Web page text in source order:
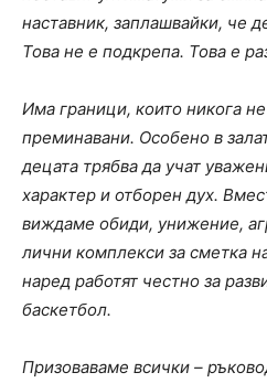
наставник, заплашвайки, че
Това не е подкрепа. Това е
Има граници, които никога
преминавани. Особено в
децата трябва да учат
характер и отборен дух.
виждаме обиди, унижение,
лични комплекси за сметка
наред работят честно за
баскетбол.
Призоваваме всички –